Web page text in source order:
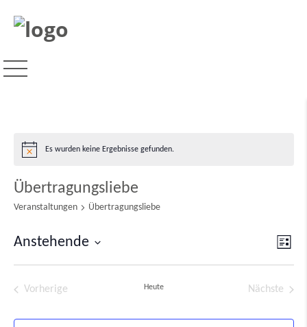
Hinweis
Es wurden keine Ergebnisse gefunden.
Übertragungsliebe
Veranstaltungen Übertragungsliebe
Liste
Anstehende
Vorherige
Heute
Nächste